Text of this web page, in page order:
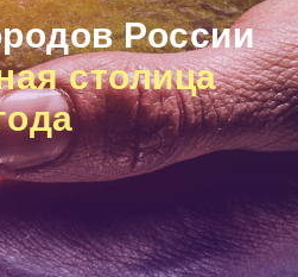
России
столица